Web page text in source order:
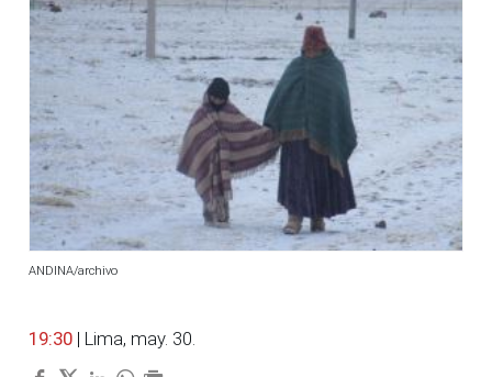
ANDINA/archivo
19:30 | Lima, may. 30.